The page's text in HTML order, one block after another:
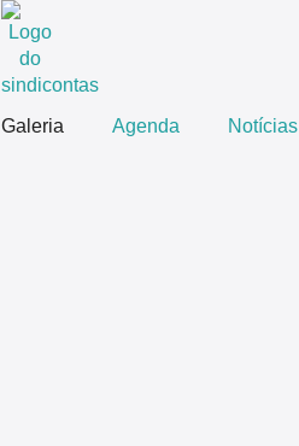
Galeria Agenda Notícias